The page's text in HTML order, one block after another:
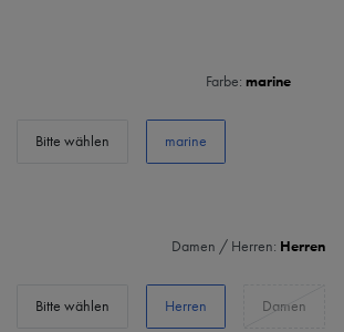
Farbe: marine
Bitte wählen marine
Damen / Herren: Herren
Bitte wählen Herren Damen